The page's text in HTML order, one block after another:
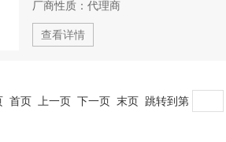
厂商性质： 代理商
查看详情
首页 上一页 下一页 末页 跳转到第